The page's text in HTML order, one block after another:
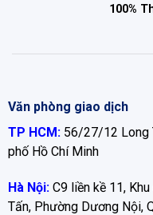
100%
Văn phòng giao dịch
TP HCM: 56/27/12 Long
phố Hồ Chí Minh
Hà Nội:C9 liền kề 11,
Tấn, Phường Dương Nội,